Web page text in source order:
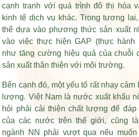
cạnh tranh với quá trình đô thị hóa
kinh tế dịch vụ khác. Trong tương
thể dựa vào phương thức sản xuất
vào việc thực hiện GAP (thực hành
như tăng cường hiệu quả của chuỗi
sản xuất thân thiện với môi trường.
Bên cạnh đó, một yếu tố rất nhạy
lượng. Việt Nam là nước xuất khẩu
hỏi phải cải thiện chất lượng để
của các nước trên thế giới, cũng
ngành NN phải vượt qua nếu